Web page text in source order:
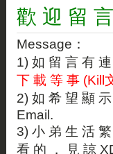
歡 迎 留 言
Message：
1) 如 留 言 有
下 載 等 事 (Kill
2) 如 希 望 顯
Email.
3) 小 弟 生 活
看 的 ， 見 諒